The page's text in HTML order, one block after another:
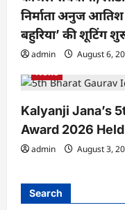
निर्माता अनुज
बहुरिया’ की शूटिंग
admin
August 6,
News
Kalyanji Jana’s
Award 2026
admin August 3,
Search